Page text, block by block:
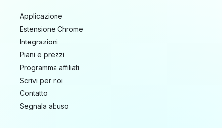
Applicazione
Estensione Chrome
Integrazioni
Piani e prezzi
Programma affiliati
Scrivi per noi
Contatto
Segnala abuso